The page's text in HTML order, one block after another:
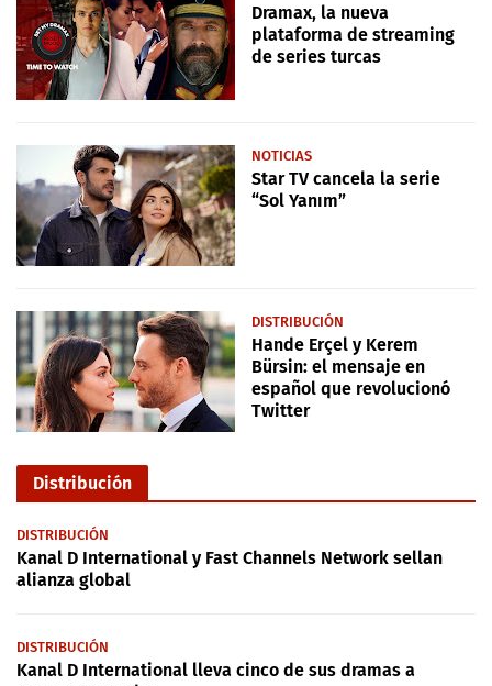
Dramax, la nueva
plataforma de streaming
de series turcas
NOTICIAS
Star TV cancela la serie
“Sol Yanım”
DISTRIBUCIÓN
Hande Erçel y Kerem
Bürsin: el mensaje en
español que revolucionó
Twitter
Distribución
DISTRIBUCIÓN
Kanal D International y Fast Channels Network sellan
alianza global
DISTRIBUCIÓN
Kanal D International lleva cinco de sus dramas a